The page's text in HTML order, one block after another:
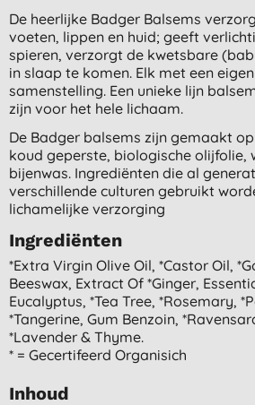
De heerlijke Badger Balsems
voeten, lippen en huid; geeft
spieren, verzorgt de kwetsbare
in slaap te komen. Elk met een
samenstelling. Een unieke lijn
zijn voor het hele lichaam.
De Badger balsems zijn gemaakt
koud geperste, biologische olijfolie,
bijenwas. Ingrediënten die al
verschillende culturen gebruikt
lichamelijke verzorging
Ingrediënten
*extra Virgin Olive Oil, *castor Oil,
Beeswax, Extract Of *ginger,
Eucalyptus, *tea Tree, *rosemary,
*tangerine, Gum Benzoin,
*lavender & Thyme.
* = Gecertifeerd Organisich
Inhoud